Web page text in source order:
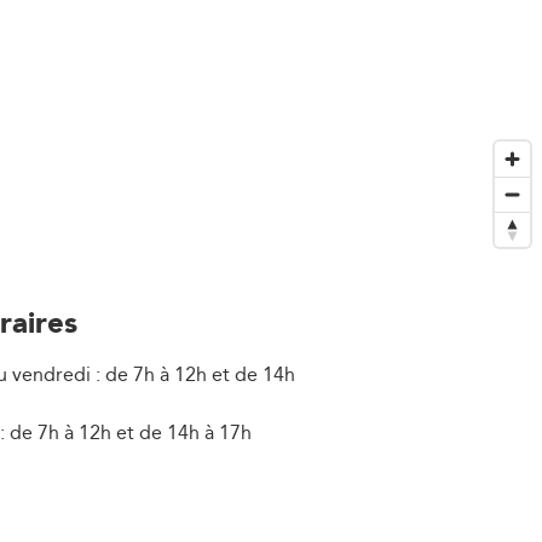
vendredi : de 7h à 12h et de 14h
de 7h à 12h et de 14h à 17h